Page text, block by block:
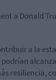
a Donald
a la
podrían
resiliencia,